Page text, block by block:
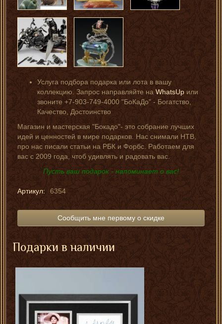
Услуга подбора подарка или лота в вашу
коллекцию. Запрос направляйте на WhatsUp или
звоните +7-903-749-4000 "БоКаДо" - Богатство,
Качество, Достоинство
Магазин и мастерская "Бокадо"- это собрание лучших
идей и ценностей в мире подарков. Нас снимали НТВ,
про нас писали статьи на РБК и Форбс. Работаем для
вас с 2009 года, чтоб удивлять и радовать вас.
Пусть ваш подарок - напоминает о вас!
Артикул: 6354
Сообщить мне первому о скидке
Подарки в наличии